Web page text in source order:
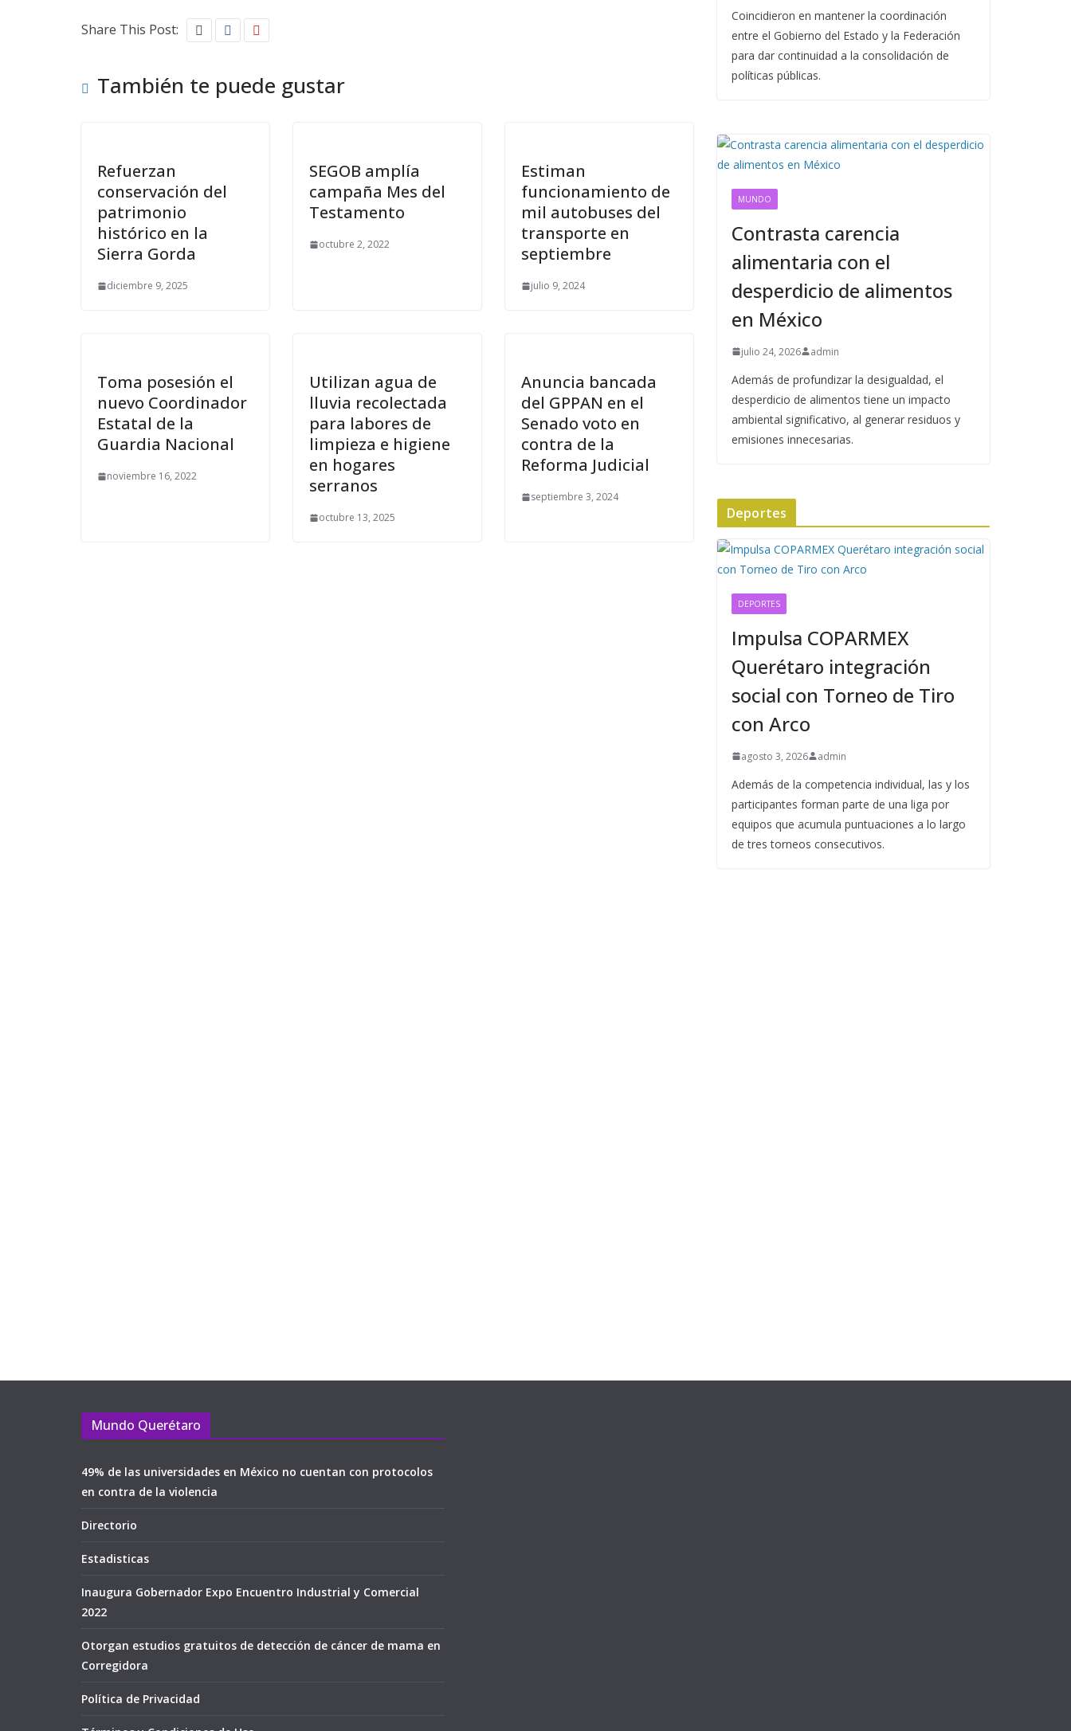
Share This Post:
También te puede gustar
Refuerzan
conservación del
patrimonio
histórico en la
Sierra Gorda
diciembre 9, 2025
SEGOB amplía
campaña Mes del
Testamento
octubre 2, 2022
Estiman
funcionamiento de
mil autobuses del
transporte en
septiembre
julio 9, 2024
Toma posesión el
nuevo Coordinador
Estatal de la
Guardia Nacional
noviembre 16, 2022
Utilizan agua de
lluvia recolectada
para labores de
limpieza e higiene
en hogares
serranos
octubre 13, 2025
Anuncia bancada
del GPPAN en el
Senado voto en
contra de la
Reforma Judicial
septiembre 3, 2024
Coincidieron en mantener la coordinación
entre el Gobierno del Estado y la Federación
para dar continuidad a la consolidación de
políticas públicas.
MUNDO
Contrasta carencia
alimentaria con el
desperdicio de alimentos
en México
julio 24, 2026 admin
Además de profundizar la desigualdad, el
desperdicio de alimentos tiene un impacto
ambiental significativo, al generar residuos y
emisiones innecesarias.
Deportes
DEPORTES
Impulsa COPARMEX
Querétaro integración
social con Torneo de Tiro
con Arco
agosto 3, 2026 admin
Además de la competencia individual, las y los
participantes forman parte de una liga por
equipos que acumula puntuaciones a lo largo
de tres torneos consecutivos.
Mundo Querétaro
49% de las universidades en México no cuentan con protocolos
en contra de la violencia
Directorio
Estadisticas
Inaugura Gobernador Expo Encuentro Industrial y Comercial
2022
Otorgan estudios gratuitos de detección de cáncer de mama en
Corregidora
Política de Privacidad